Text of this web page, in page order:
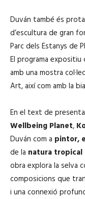
Duván també és
d’escultura de gran
Parc dels Estanys de
El programa
amb una mostra
Art, així com amb la
En el text de
Wellbeing Planet,
Duván com a pintor,
de la natura tropical
obra explora la selva
composicions que
i una connexió